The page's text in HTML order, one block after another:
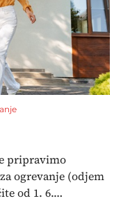
pripravimo
ogrevanje (odjem
od 1. 6.…